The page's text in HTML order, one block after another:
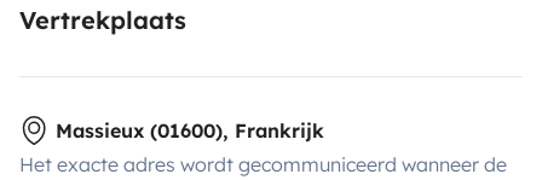
Vertrekplaats
Massieux (01600), Frankrijk
Het exacte adres wordt gecommuniceerd wanneer de